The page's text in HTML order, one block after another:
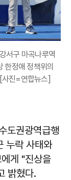
서구 마곡나루역
한정애 정책위의
사진=연합뉴스]
도권광역급행
누락 사태와
게 "진상을
밝혔다.